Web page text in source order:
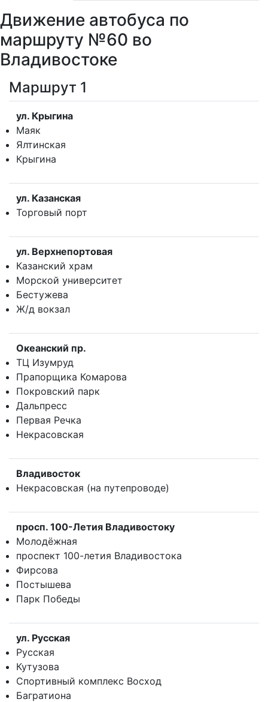
Движение автобуса по
маршруту №60 во
Владивостоке
Маршрут 1
ул. Крыгина
Маяк
Ялтинская
Крыгина
ул. Казанская
Торговый порт
ул. Верхнепортовая
Казанский храм
Морской университет
Бестужева
Ж/д вокзал
Океанский пр.
ТЦ Изумруд
Прапорщика Комарова
Покровский парк
Дальпресс
Первая Речка
Некрасовская
Владивосток
Некрасовская (на путепроводе)
просп. 100-Летия Владивостокy
Молодёжная
проспект 100-летия Владивостока
Фирсова
Постышева
Парк Победы
ул. Русская
Русская
Кутузова
Спортивный комплекс Восход
Багратиона